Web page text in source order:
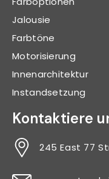
Jalousie
Farbtöne
Motorisierung
Innenarchitektur
Instandsetzung
Kontaktiere
245 East 77